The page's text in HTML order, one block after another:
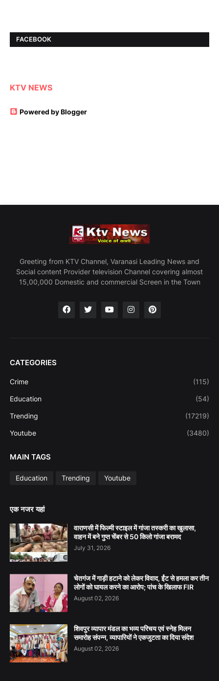
FACEBOOK
KTV NEWS
Powered by Blogger
Greeting from KTV Channel, Varanasi Leading News and
Social content Provider television Channel covering almost
15,00,000 Domestic and commercial Screen in the Town
CATEGORIES
Crime (115)
Education (54)
Trending (17219)
Youtube (3480)
MAIN TAGS
Education Trending Youtube
एक नजर यहां
वाराणसी में फिल्मी स्टाइल में गांजा तस्करी का खुलासा,
वाहन में बने गुप्त चेंबर से 50 किलो गांजा बरामद
July 31, 2026
चेतगंज में गाड़ी हटाने को लेकर विवाद, ईंट से हमला कर तीन
लोगों को घायल करने का आरोप; पांच के खिलाफ FIR
August 02, 2026
शिवपुर व्यापार मंडल का भव्य परिचय एवं स्नेह मिलन
समारोह संपन्न, व्यापारियों ने एकजुटता का दिया संदेश
August 02, 2026